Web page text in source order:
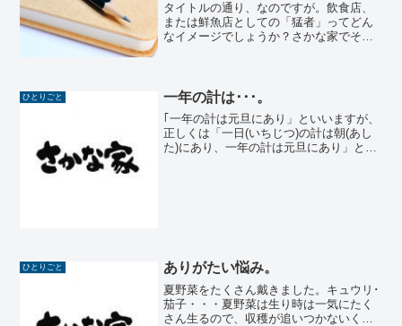
タイトルの通り、なのですが。飲食店、
または鮮魚店としての「猛者」ってどん
なイメージでしょうか？さかな家でその
帰りになった…とか。自分...
ひとりごと 一年の計は･･･。
｢一年の計は元旦にあり」といいますが、
正しくは「一日(いちじつ)の計は朝(あし
た)にあり、一年の計は元旦にあり」と言
ひとりごと ありがたい悩み。
夏野菜をたくさん戴きました。キュウリ･
茄子・・・夏野菜は生り時は一気にたく
さん生るので、収穫が追いつかないくら